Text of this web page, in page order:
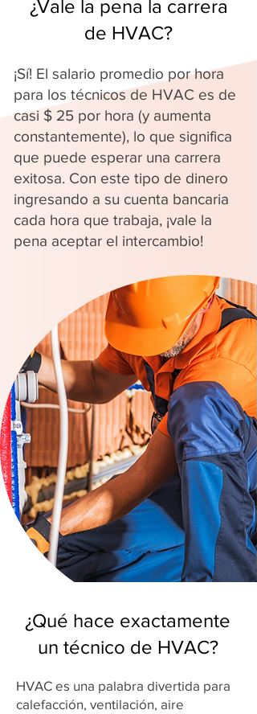
¿Vale la pena la carrera
de HVAC?
¡Sí! El salario promedio por hora
para los técnicos de HVAC es de
casi $ 25 por hora (y aumenta
constantemente), lo que significa
que puede esperar una carrera
exitosa. Con este tipo de dinero
ingresando a su cuenta bancaria
cada hora que trabaja, ¡vale la
pena aceptar el intercambio!
¿Qué hace exactamente
un técnico de HVAC?
HVAC es una palabra divertida para
calefacción, ventilación, aire